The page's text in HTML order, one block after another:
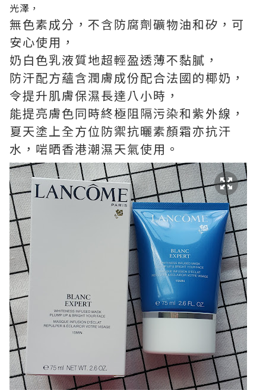
光澤，
無色素成分，不含防腐劑礦物油和矽，可
安心使用，
奶白色乳液質地超輕盈透薄不黏膩，
防汗配方蘊含潤膚成份配合法國的椰奶，
令提升肌膚保濕長達八小時，
能提亮膚色同時終極阻隔污染和紫外線，
夏天塗上全方位防禦抗曬素顏霜亦抗汗
水，啱晒香港潮濕天氣使用。